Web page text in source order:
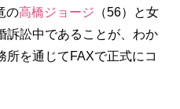
の高橋ジョージ （56）と女
訴訟中であることが、わか
所を通じてFAXで正式にコ